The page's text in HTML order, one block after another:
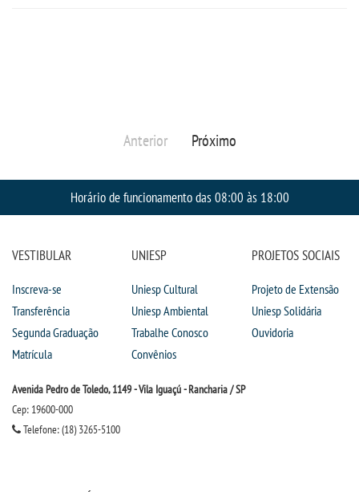
Anterior Próximo
Horário de funcionamento das 08:00 às 18:00
VESTIBULAR
Inscreva-se
Transferência
Segunda Graduação
Matrícula
UNIESP
Uniesp Cultural
Uniesp Ambiental
Trabalhe Conosco
Convênios
PROJETOS SOCIAIS
Projeto de Extensão
Uniesp Solidária
Ouvidoria
Avenida Pedro de Toledo, 1149 - Vila Iguaçú - Rancharia / SP
Cep: 19600-000
Telefone: (18) 3265-5100